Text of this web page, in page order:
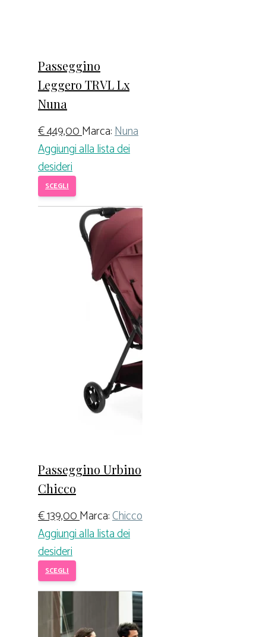
Passeggino
Leggero TRVL Lx
Nuna
€449,00Marca:Nuna
Aggiungi alla lista dei
desideri
SCEGLI
Passeggino Urbino
Chicco
€139,00Marca:Chicco
Aggiungi alla lista dei
desideri
SCEGLI